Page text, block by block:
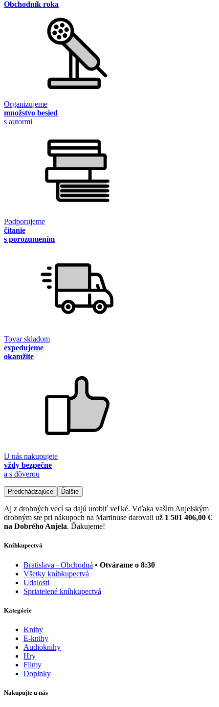
Obchodník roka
Organizujeme
množstvo besied
s autormi
Podporujeme
čítanie
s porozumením
Tovar skladom
expedujeme
okamžite
U nás nakupujete
vždy bezpečne
a s dôverou
Predchádzajúce Ďalšie
Aj z drobných vecí sa dajú urobiť veľké. Vďaka vašim Anjelským
drobným ste pri nákupoch na Martinuse darovali už 1 501 406,00 €
na Dobrého Anjela. Ďakujeme!
Kníhkupectvá
Bratislava - Obchodná • Otvárame o 8:30
Všetky kníhkupectvá
Udalosti
Spriatelené kníhkupectvá
Kategórie
Knihy
E-knihy
Audioknihy
Hry
Filmy
Doplnky
Nakupujte u nás